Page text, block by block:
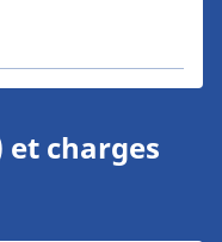
et charges